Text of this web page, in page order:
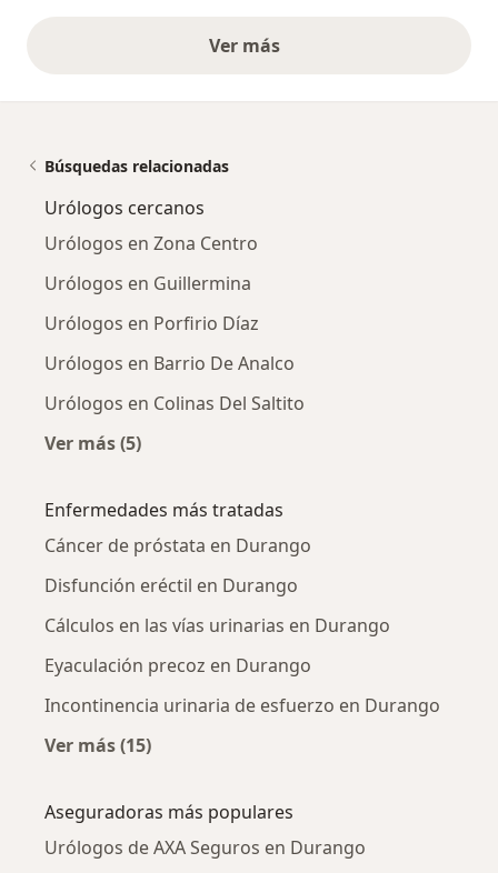
Ver másopiniones anteriores
Búsquedas relacionadas
Urólogos cercanos
Urólogos en Zona Centro
Urólogos en Guillermina
Urólogos en Porfirio Díaz
Urólogos en Barrio De Analco
Urólogos en Colinas Del Saltito
Ver más (5)
Enfermedades más tratadas
Cáncer de próstata en Durango
Disfunción eréctil en Durango
Cálculos en las vías urinarias en Durango
Eyaculación precoz en Durango
Incontinencia urinaria de esfuerzo en Durango
Ver más (15)
Aseguradoras más populares
Urólogos de AXA Seguros en Durango